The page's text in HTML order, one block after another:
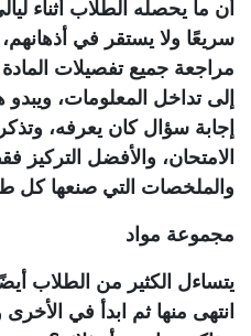
أن ما يحصله الطلاب أثناء
سريعًا ولا يستقر في
مراجعة جميع تفصيلات المادة
إلى تداخل المعلومات،
إجابة سؤال كان يعرفه،
الامتحان، والأفضل
والملخصات التي صنعها كل
مجموعة مواد
يتساءل الكثير من الطلاب
انتهى منها ثم ابدأ في